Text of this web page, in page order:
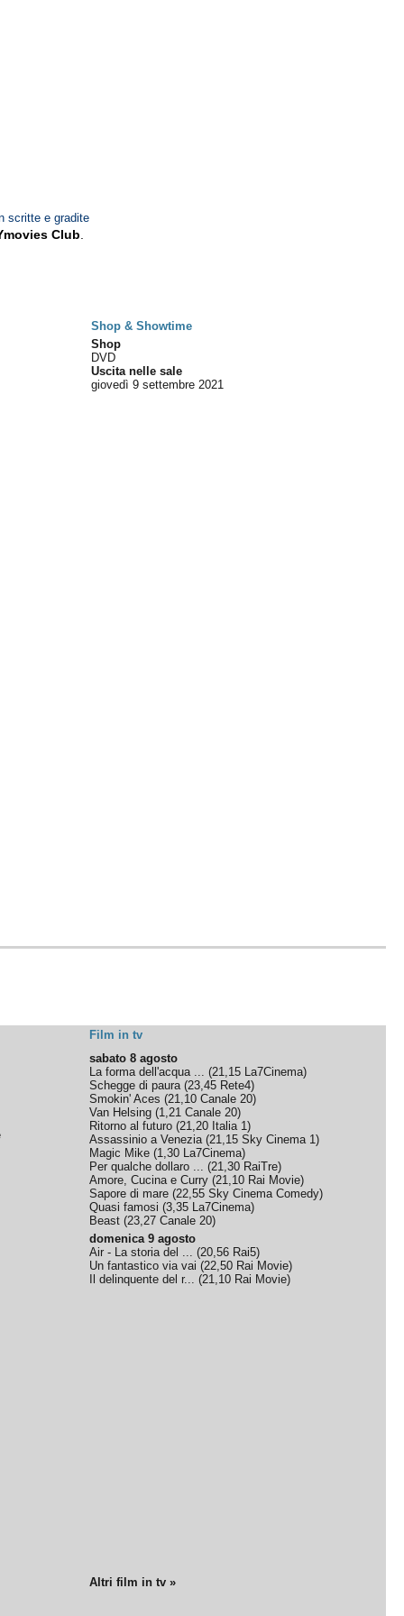
scritte e gradite
Club
Shop & Showtime
Shop
DVD
Uscita nelle sale
giovedì 9 settembre 2021
Film in tv
sabato 8 agosto
La forma dell'acqua ... (21,15 La7Cinema)
Schegge di paura(23,45 Rete4)
Smokin' Aces (21,10 Canale 20)
Van Helsing (1,21 Canale 20)
Ritorno al futuro (21,20 Italia 1)
Assassinio a Venezia(21,15 Sky Cinema 1)
Magic Mike (1,30 La7Cinema)
Per qualche dollaro ... (21,30 RaiTre)
Amore, Cucina e Curry (21,10 Rai Movie)
Sapore di mare (22,55 Sky Cinema Comedy)
Quasi famosi (3,35 La7Cinema)
Beast (23,27 Canale 20)
domenica 9 agosto
Air - La storia del ... (20,56 Rai5)
Un fantastico via vai (22,50 Rai Movie)
Il delinquente del r... (21,10 Rai Movie)
Altri film in tv »